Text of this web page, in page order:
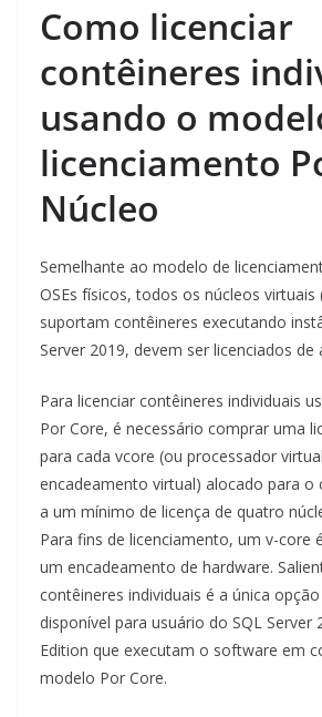
Como licenciar
contêineres
usando o
licenciamento
Núcleo
Semelhante ao modelo de
OSEs físicos, todos os núcleos virtuais
suportam contêineres executando
Server 2019, devem ser licenciados de
Para licenciar contêineres individuais
Por Core, é necessário comprar uma
para cada vcore (ou processador
encadeamento virtual) alocado para o
a um mínimo de licença de quatro
Para fins de licenciamento, um v-core
um encadeamento de hardware.
contêineres individuais é a única
disponível para usuário do SQL Server
Edition que executam o software em
modelo Por Core.